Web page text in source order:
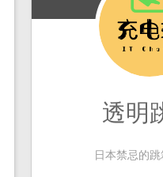
透明
日本禁忌的